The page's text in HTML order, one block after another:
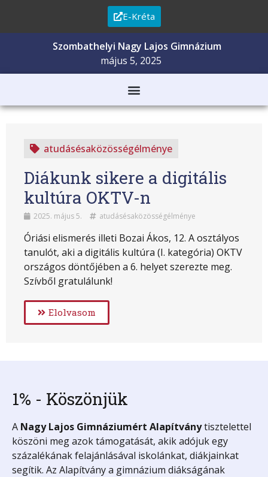
E-Kréta
Szombathelyi Nagy Lajos Gimnázium
május 5, 2025
atudásésaközösségélménye
Diákunk sikere a digitális
kultúra OKTV-n
2025. május 5. atudásésaközösségélménye
Óriási elismerés illeti Bozai Ákos, 12. A osztályos
tanulót, aki a digitális kultúra (I. kategória) OKTV
országos döntőjében a 6. helyet szerezte meg.
Szívből gratulálunk!
Elolvasom
1% - Köszönjük
A Nagy Lajos Gimnáziumért Alapítványtisztelettel
köszöni meg azok támogatását, akik adójuk egy
százalékának felajánlásával iskolánkat, diákjainkat
segítik. Az Alapítvány a gimnázium diákságának